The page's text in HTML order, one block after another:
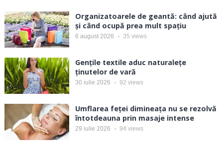
Organizatoarele de geantă: când ajută
și când ocupă prea mult spațiu
6 august 2026 35 views
Gențile textile aduc naturalețe
ținutelor de vară
30 iulie 2026 92 views
Umflarea feței dimineața nu se rezolvă
întotdeauna prin masaje intense
29 iulie 2026 94 views